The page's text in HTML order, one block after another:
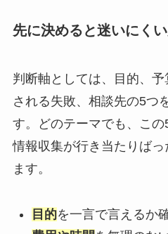
先に決めると迷いにく
判断軸としては、目的、
される失敗、相談先の5つ
す。どのテーマでも、この
情報収集が行き当たりば
ます。
目的を一言で言えるか